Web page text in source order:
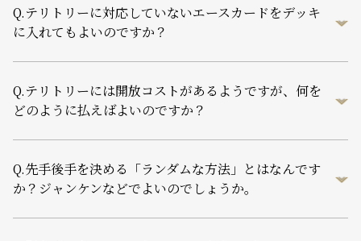
Q.テリトリーに対応していないエースカードをデッキ
に入れてもよいのですか？
Q.テリトリーには開放コストがあるようですが、何を
どのように払えばよいのですか？
Q.先手後手を決める「ランダムな方法」とはなんです
か？ジャンケンなどでよいのでしょうか。